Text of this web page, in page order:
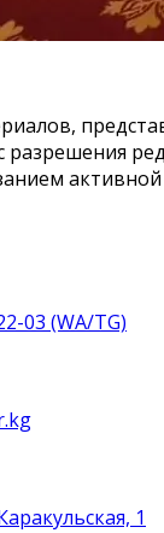
разрешения
03 (WA/TG)
1